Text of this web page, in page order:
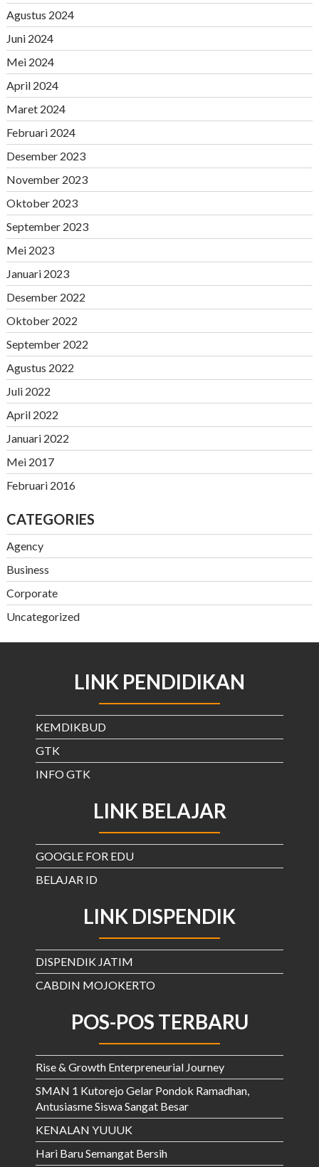
Agustus 2024
Juni 2024
Mei 2024
April 2024
Maret 2024
Februari 2024
Desember 2023
November 2023
Oktober 2023
September 2023
Mei 2023
Januari 2023
Desember 2022
Oktober 2022
September 2022
Agustus 2022
Juli 2022
April 2022
Januari 2022
Mei 2017
Februari 2016
CATEGORIES
Agency
Business
Corporate
Uncategorized
LINK PENDIDIKAN
KEMDIKBUD
GTK
INFO GTK
LINK BELAJAR
GOOGLE FOR EDU
BELAJAR ID
LINK DISPENDIK
DISPENDIK JATIM
CABDIN MOJOKERTO
POS-POS TERBARU
Rise & Growth Enterpreneurial Journey
SMAN 1 Kutorejo Gelar Pondok Ramadhan,
Antusiasme Siswa Sangat Besar
KENALAN YUUUK
Hari Baru Semangat Bersih